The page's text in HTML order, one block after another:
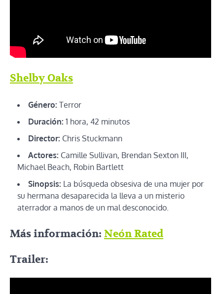
Shelby Oaks
Género: Terror
Duración: 1 hora, 42 minutos
Director: Chris Stuckmann
Actores: Camille Sullivan, Brendan Sexton III,
Michael Beach, Robin Bartlett
Sinopsis: La búsqueda obsesiva de una mujer por
su hermana desaparecida la lleva a un misterio
aterrador a manos de un mal desconocido.
Más información: Neón Rated
Trailer: